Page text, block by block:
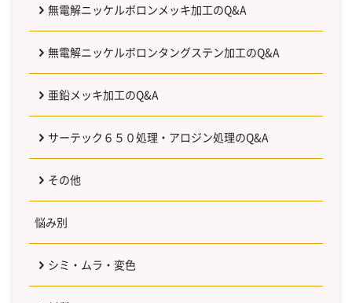
無電解ニッケルボロンメッキ加工のQ&A
無電解ニッケルボロンタングステン加工のQ&A
亜鉛メッキ加工のQ&A
サーテック６５０処理・アロジン処理のQ&A
その他
悩み別
シミ・ムラ・変色